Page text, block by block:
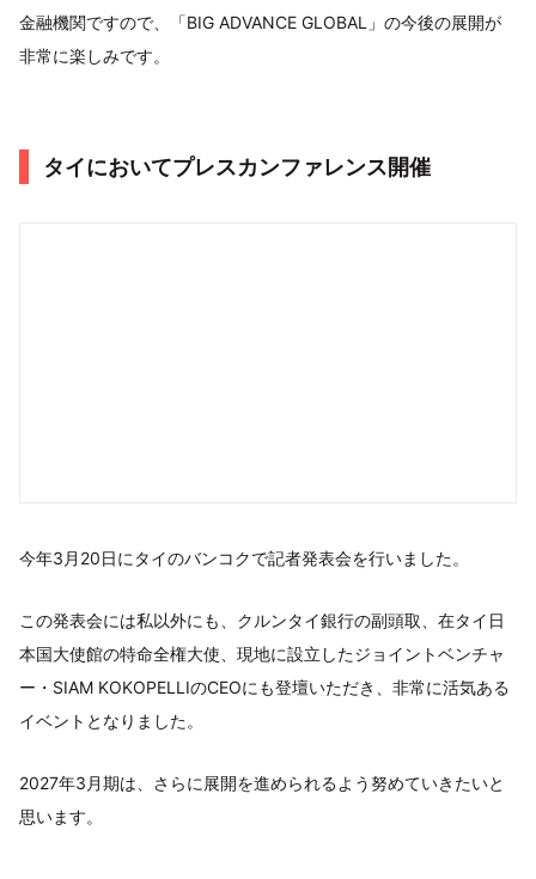
金融機関ですので、「BIG ADVANCE GLOBAL」の今後の展開が
非常に楽しみです。
タイにおいてプレスカンファレンス開催
今年3月20日にタイのバンコクで記者発表会を行いました。
この発表会には私以外にも、クルンタイ銀行の副頭取、在タイ日
本国大使館の特命全権大使、現地に設立したジョイントベンチャ
ー・SIAM KOKOPELLIのCEOにも登壇いただき、非常に活気ある
イベントとなりました。
2027年3月期は、さらに展開を進められるよう努めていきたいと
思います。